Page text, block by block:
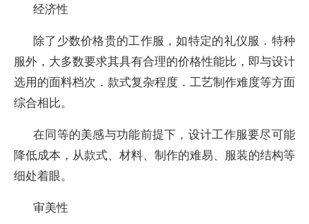
经济性
除了少数价格贵的工作服，如特定的礼仪服．特种
服外，大多数要求其具有合理的价格性能比，即与设计
选用的面料档次．款式复杂程度．工艺制作难度等方面
综合相比。
在同等的美感与功能前提下，设计工作服要尽可能
降低成本，从款式、材料、制作的难易、服装的结构等
细处着眼。
审美性